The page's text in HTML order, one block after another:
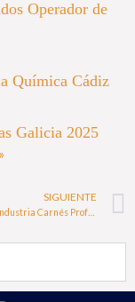
Operador de
Química Cádiz
Galicia 2025
SIGUIENTE
Resolución de Industria Carnés Profesionales Navarra 2025